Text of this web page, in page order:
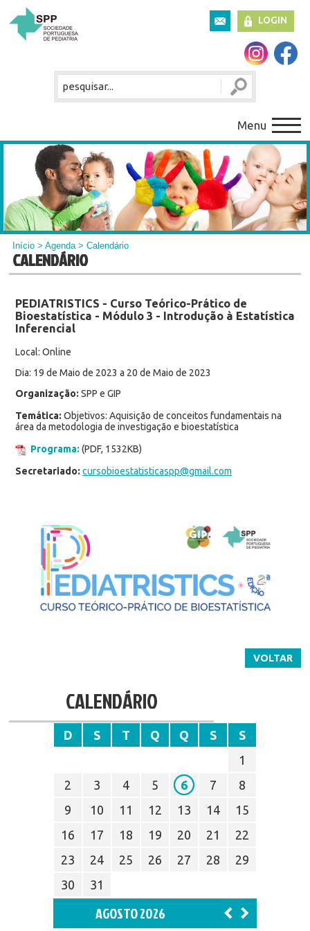
LOGIN
Menu
Início >Agenda> Calendário
CALENDÁRIO
PEDIATRISTICS - Curso Teórico-Prático de
Bioestatística - Módulo 3 - Introdução à Estatística
Inferencial
Local: Online
Dia: 19 de Maio de 2023 a 20 de Maio de 2023
Organização: SPP e GIP
Temática: Objetivos: Aquisição de conceitos fundamentais na
área da metodologia de investigação e bioestatística
Programa: (PDF, 1532KB)
Secretariado: cursobioestatisticaspp@gmail.com
VOLTAR
CALENDÁRIO
D S T Q Q S
S
1
2
3 4 5 6 7
8
9
10 11 12 13 14
15
16
17 18 19 20 21
22
23
24 25 26 27 28
29
30
31
AGOSTO 2026